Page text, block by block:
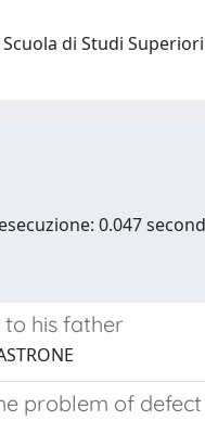
Scuola di Studi
0.047
his father
problem of